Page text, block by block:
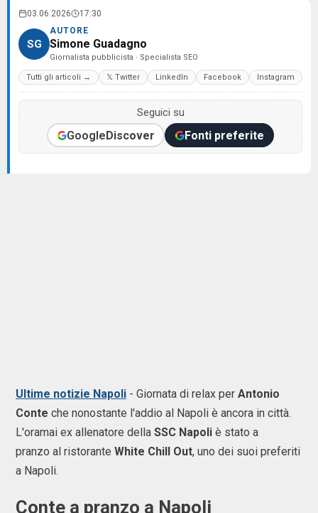
03.06.2026 17:30
SG
AUTORE
Simone Guadagno
Giornalista pubblicista · Specialista SEO
Tutti gli articoli → 𝕏 Twitter LinkedIn Facebook Instagram
Seguici su
GoogleDiscover Fonti preferite
Ultime notizie Napoli - Giornata di relax per Antonio
Conte che nonostante l'addio al Napoli è ancora in città.
L'oramai ex allenatore della SSC Napoli è stato a
pranzo al ristorante White Chill Out, uno dei suoi preferiti
a Napoli.
Conte a pranzo a Napoli